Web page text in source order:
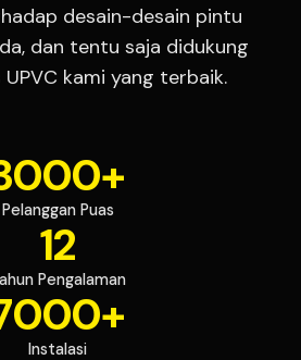
desain-desain pintu
dan tentu saja didukung
kami yang terbaik.
Pelanggan Puas
12
Pengalaman
Instalasi